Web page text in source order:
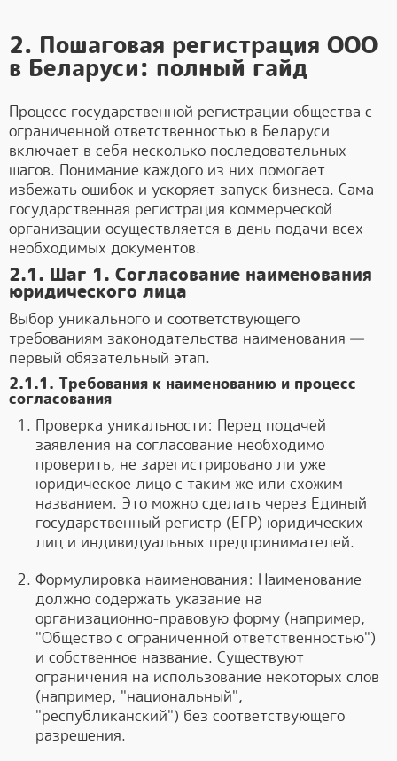
2. Пошаговая регистрация ООО
в Беларуси: полный гайд
Процесс государственной регистрации общества с
ограниченной ответственностью в Беларуси
включает в себя несколько последовательных
шагов. Понимание каждого из них помогает
избежать ошибок и ускоряет запуск бизнеса. Сама
государственная регистрация коммерческой
организации осуществляется в день подачи всех
необходимых документов.
2.1. Шаг 1. Согласование наименования
юридического лица
Выбор уникального и соответствующего
требованиям законодательства наименования —
первый обязательный этап.
2.1.1. Требования к наименованию и процесс
согласования
Проверка уникальности: Перед подачей
заявления на согласование необходимо
проверить, не зарегистрировано ли уже
юридическое лицо с таким же или схожим
названием. Это можно сделать через Единый
государственный регистр (ЕГР) юридических
лиц и индивидуальных предпринимателей.
Формулировка наименования: Наименование
должно содержать указание на
организационно-правовую форму (например,
"Общество с ограниченной ответственностью")
и собственное название. Существуют
ограничения на использование некоторых слов
(например, "национальный",
"республиканский") без соответствующего
разрешения.